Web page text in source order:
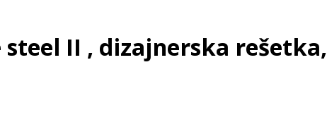
steel II , dizajnerska